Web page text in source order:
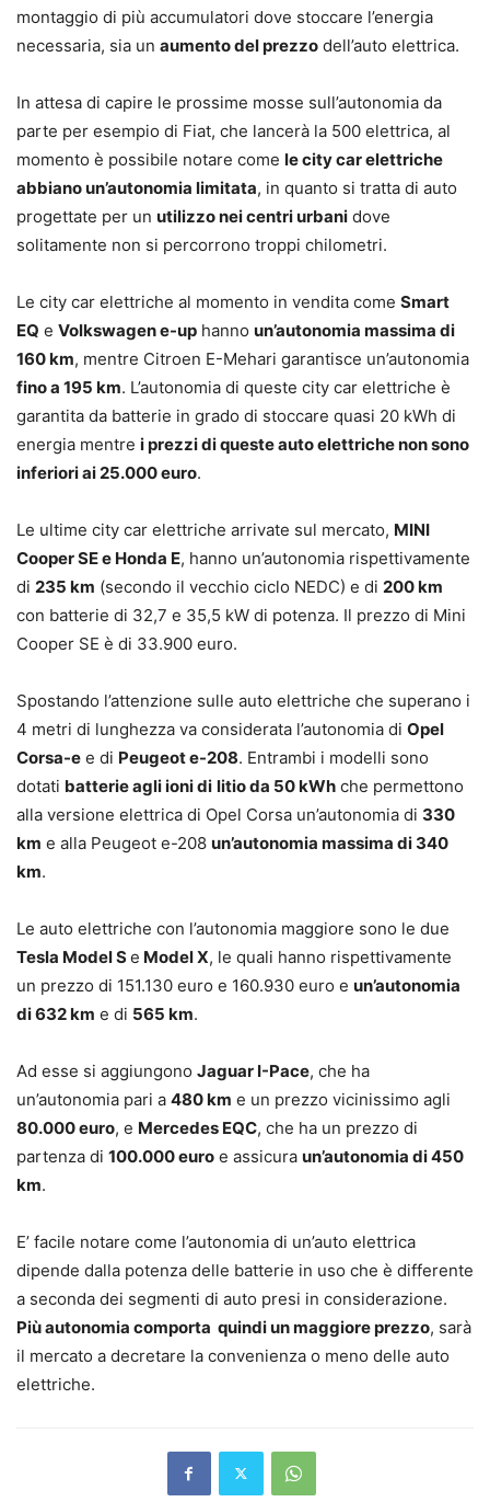
montaggio di più accumulatori dove stoccare l’energia
necessaria, sia un aumento del prezzo dell’auto elettrica.
In attesa di capire le prossime mosse sull’autonomia da
parte per esempio di Fiat, che lancerà la 500 elettrica, al
momento è possibile notare come le city car elettriche
abbiano un’autonomia limitata, in quanto si tratta di auto
progettate per un utilizzo nei centri urbani dove
solitamente non si percorrono troppi chilometri.
Le city car elettriche al momento in vendita come Smart
EQ e Volkswagen e-up hanno un’autonomia massima di
160 km, mentre Citroen E-Mehari garantisce un’autonomia
fino a 195 km. L’autonomia di queste city car elettriche è
garantita da batterie in grado di stoccare quasi 20 kWh di
energia mentre i prezzi di queste auto elettriche non sono
inferiori ai 25.000 euro.
Le ultime city car elettriche arrivate sul mercato, MINI
Cooper SE e Honda E, hanno un’autonomia rispettivamente
di 235 km (secondo il vecchio ciclo NEDC) e di 200 km
con batterie di 32,7 e 35,5 kW di potenza. Il prezzo di Mini
Cooper SE è di 33.900 euro.
Spostando l’attenzione sulle auto elettriche che superano i
4 metri di lunghezza va considerata l’autonomia di Opel
Corsa-e e di Peugeot e-208. Entrambi i modelli sono
dotati batterie agli ioni di litio da 50 kWh che permettono
alla versione elettrica di Opel Corsa un’autonomia di 330
km e alla Peugeot e-208 un’autonomia massima di 340
km.
Le auto elettriche con l’autonomia maggiore sono le due
Tesla Model Se Model X, le quali hanno rispettivamente
un prezzo di 151.130 euro e 160.930 euro e un’autonomia
di 632 km e di 565 km.
Ad esse si aggiungono Jaguar I-Pace, che ha
un’autonomia pari a 480 km e un prezzo vicinissimo agli
80.000 euro, e Mercedes EQC, che ha un prezzo di
partenza di 100.000 euro e assicura un’autonomia di 450
km.
E’ facile notare come l’autonomia di un’auto elettrica
dipende dalla potenza delle batterie in uso che è differente
a seconda dei segmenti di auto presi in considerazione.
Più autonomia comporta quindi un maggiore prezzo, sarà
il mercato a decretare la convenienza o meno delle auto
elettriche.